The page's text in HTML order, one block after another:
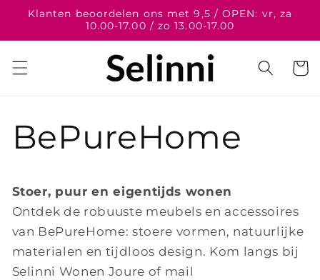
naar de
Klanten beoordelen ons met 9,5 / OPEN: vr, za
10.00-17.00 / zo 13.00-17.00
BePureHome
Stoer, puur en eigentijds wonen
Ontdek de robuuste meubels en accessoires
van BePureHome: stoere vormen, natuurlijke
materialen en tijdloos design. Kom langs bij
Selinni Wonen Joure of mail